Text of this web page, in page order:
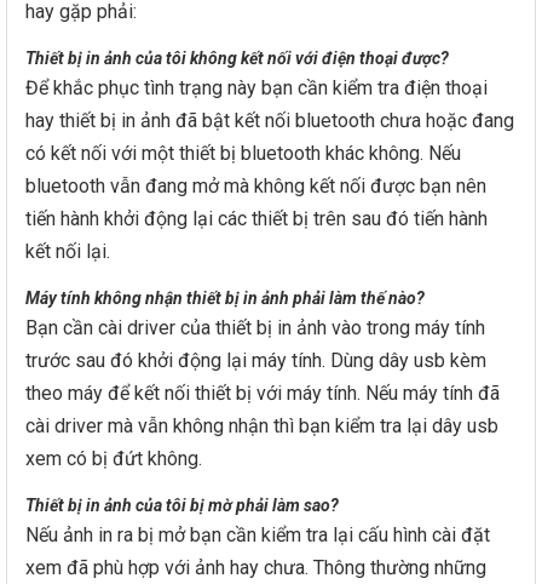
hay gặp phải:
Thiết bị in ảnh của tôi không kết nối với điện thoại được?
Để khắc phục tình trạng này bạn cần kiểm tra điện thoại
hay thiết bị in ảnh đã bật kết nối bluetooth chưa hoặc đang
có kết nối với một thiết bị bluetooth khác không. Nếu
bluetooth vẫn đang mở mà không kết nối được bạn nên
tiến hành khởi động lại các thiết bị trên sau đó tiến hành
kết nối lại.
Máy tính không nhận thiết bị in ảnh phải làm thế nào?
Bạn cần cài driver của thiết bị in ảnh vào trong máy tính
trước sau đó khởi động lại máy tính. Dùng dây usb kèm
theo máy để kết nối thiết bị với máy tính. Nếu máy tính đã
cài driver mà vẫn không nhận thì bạn kiểm tra lại dây usb
xem có bị đứt không.
Thiết bị in ảnh của tôi bị mờ phải làm sao?
Nếu ảnh in ra bị mở bạn cần kiểm tra lại cấu hình cài đặt
xem đã phù hợp với ảnh hay chưa. Thông thường những